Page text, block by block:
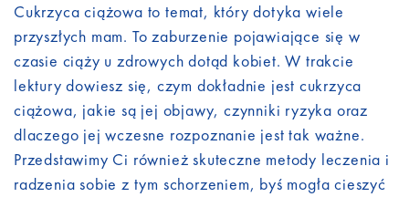
Cukrzyca ciążowa to temat, który dotyka wiele
przyszłych mam. To zaburzenie pojawiające się w
czasie ciąży u zdrowych dotąd kobiet. W trakcie
lektury dowiesz się, czym dokładnie jest cukrzyca
ciążowa, jakie są jej objawy, czynniki ryzyka oraz
dlaczego jej wczesne rozpoznanie jest tak ważne.
Przedstawimy Ci również skuteczne metody leczenia i
radzenia sobie z tym schorzeniem, byś mogła cieszyć